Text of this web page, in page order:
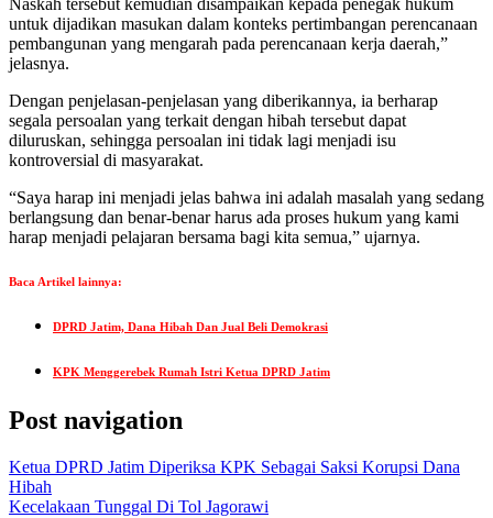
Naskah tersebut kemudian disampaikan kepada penegak hukum
untuk dijadikan masukan dalam konteks pertimbangan perencanaan
pembangunan yang mengarah pada perencanaan kerja daerah,”
jelasnya.
Dengan penjelasan-penjelasan yang diberikannya, ia berharap
segala persoalan yang terkait dengan hibah tersebut dapat
diluruskan, sehingga persoalan ini tidak lagi menjadi isu
kontroversial di masyarakat.
“Saya harap ini menjadi jelas bahwa ini adalah masalah yang sedang
berlangsung dan benar-benar harus ada proses hukum yang kami
harap menjadi pelajaran bersama bagi kita semua,” ujarnya.
Baca Artikel lainnya:
DPRD Jatim, Dana Hibah Dan Jual Beli Demokrasi
KPK Menggerebek Rumah Istri Ketua DPRD Jatim
Post navigation
Ketua DPRD Jatim Diperiksa KPK Sebagai Saksi Korupsi Dana
Hibah
Kecelakaan Tunggal Di Tol Jagorawi